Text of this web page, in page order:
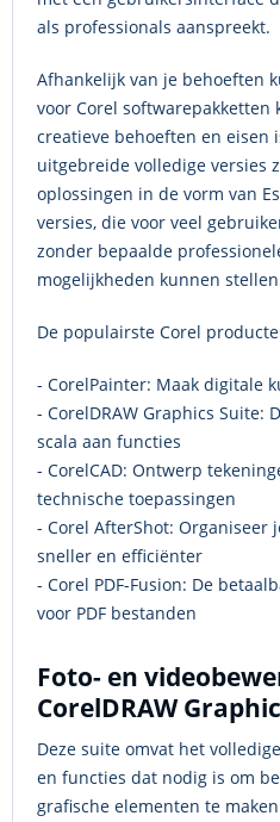
als professionals aanspreekt.
Afhankelijk van je behoeften
voor Corel
creatieve behoeften en eisen
uitgebreide volledige versies
oplossingen in de vorm van
versies, die voor veel
zonder bepaalde
mogelijkheden kunnen
De populairste Corel
- CorelPainter: Maak digitale
- CorelDRAW Graphics Suite:
scala aan functies
- CorelCAD: Ontwerp
technische toepassingen
- Corel AfterShot: Organiseer
sneller en efficiënter
- Corel PDF-Fusion: De
voor PDF bestanden
Foto- en
CorelDRAW
Deze suite omvat het
en functies dat nodig is om
grafische elementen te